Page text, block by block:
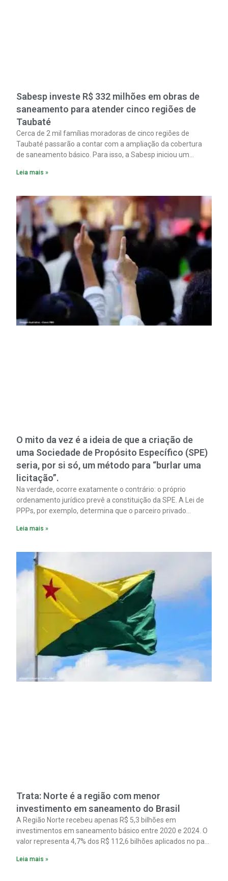
Sabesp investe R$ 332 milhões em obras de
saneamento para atender cinco regiões de
Taubaté
Cerca de 2 mil famílias moradoras de cinco regiões de
Taubaté passarão a contar com a ampliação da cobertura
de saneamento básico. Para isso, a Sabesp iniciou um
milhões.
Leia mais »
O mito da vez é a ideia de que a criação de
uma Sociedade de Propósito Específico (SPE)
seria, por si só, um método para “burlar uma
licitação”.
Na verdade, ocorre exatamente o contrário: o próprio
ordenamento jurídico prevê a constituição da SPE. A Lei de
PPPs, por exemplo, determina que o parceiro privado
empreendimento. Ou seja, a suposta “fraude à licitação” é
figura é facultativa e sujeita a uma escolha racional de
projeto a projeto.
Leia mais »
Trata: Norte é a região com menor
investimento em saneamento do Brasil
A Região Norte recebeu apenas R$ 5,3 bilhões em
investimentos em saneamento básico entre 2020 e 2024. O
valor representa 4,7% dos R$ 112,6 bilhões aplicados no país
Brasil em parceria com a GO Associados.
Leia mais »